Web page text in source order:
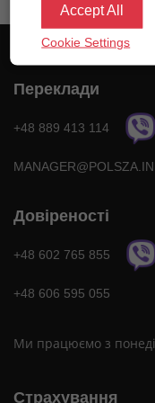
Переклади
+48 889 413 114
Довіреності
+48 602 765 855
+48 606 595 055
Ми працюємо з
Страхування
Accept All
Cookie Settings